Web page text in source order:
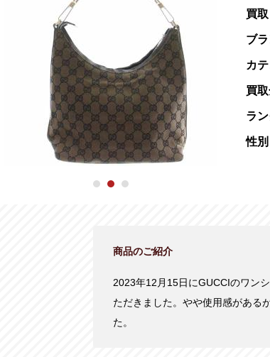
買取
ブ
カ
買
ラン
性別
商品のご紹介
2023年12月15日にGUCCIのワン
ただきました。やや使用感がある
た。